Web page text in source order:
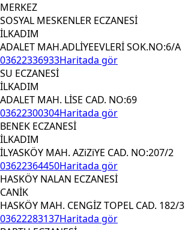
MERKEZ
SOSYAL MESKENLER ECZANESİ
İLKADIM
ADALET MAH.ADLİYEEVLERİ SOK.NO:6/A
03622336933Haritada gör
SU ECZANESİ
İLKADIM
ADALET MAH. LİSE CAD. NO:69
03622300304Haritada gör
BENEK ECZANESİ
İLKADIM
İLYASKÖY MAH. AZiZiYE CAD. NO:207/2
03622364450Haritada gör
HASKÖY NALAN ECZANESİ
CANİK
HASKÖY MAH. CENGİZ TOPEL CAD. 182/3
03622283137Haritada gör